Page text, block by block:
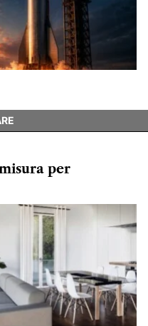
per